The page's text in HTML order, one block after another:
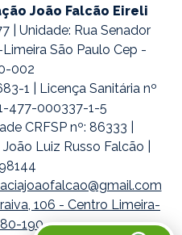
João Falcão Eireli
| Unidade: Rua Senador
São Paulo Cep -
002
1 | Licença Sanitária nº
477-000337-1-5
CRFSP nº: 86333 |
Luiz Russo Falcão |
106 - Centro Limeira-
190